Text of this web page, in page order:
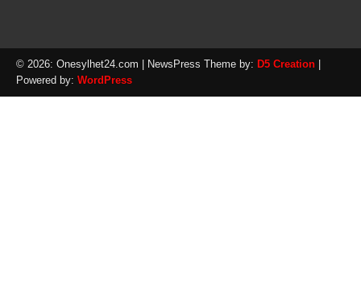
© 2026: Onesylhet24.com | NewsPress Theme by: D5 Creation
Powered by: WordPress